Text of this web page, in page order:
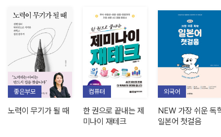
좋은부모
노력이 무기가 될 때
컴퓨터
한 권으로 끝내는 제
미나이 재테크
외국어
NEW 가장 쉬운 독
일본어 첫걸음